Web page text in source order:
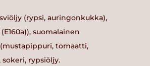
(rypsi, auringonkukka),
suomalainen
tomaatti,
rypsiöljy.